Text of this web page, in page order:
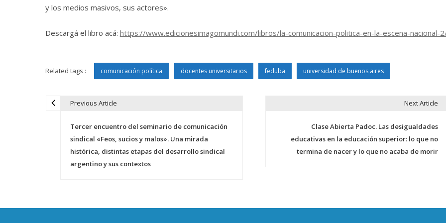
y los medios masivos, sus actores».
Descargá el libro acá: https://www.edicionesimagomundi.com/libros/la-comunicacion-politica-en-la-escena-nacional-
Related tags : comunicación política docentes universitarios feduba universidad de buenos aires
g
Previous Article
Tercer encuentro del seminario de comunicación
sindical «Feos, sucios y malos». Una mirada
histórica, distintas etapas del desarrollo sindical
argentino y sus contextos
Next Article
Clase Abierta Padoc. Las desigualdades
educativas en la educación superior: lo que no
termina de nacer y lo que no acaba de morir